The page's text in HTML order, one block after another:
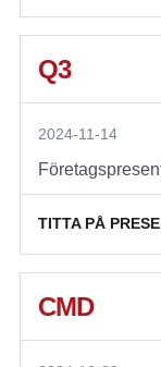
Q3
2024-11-14
TITTA PÅ
CMD